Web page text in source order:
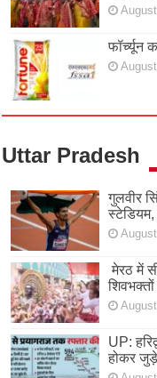
Uttar Pradesh
गुलवीर
मेरठ में
UP:
होकर